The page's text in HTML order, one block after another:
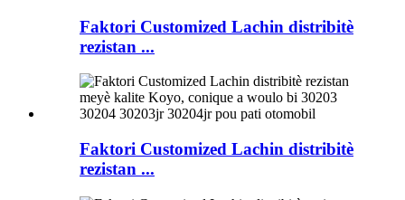
Faktori Customized Lachin distribitè
rezistan ...
Faktori Customized Lachin distribitè
rezistan ...